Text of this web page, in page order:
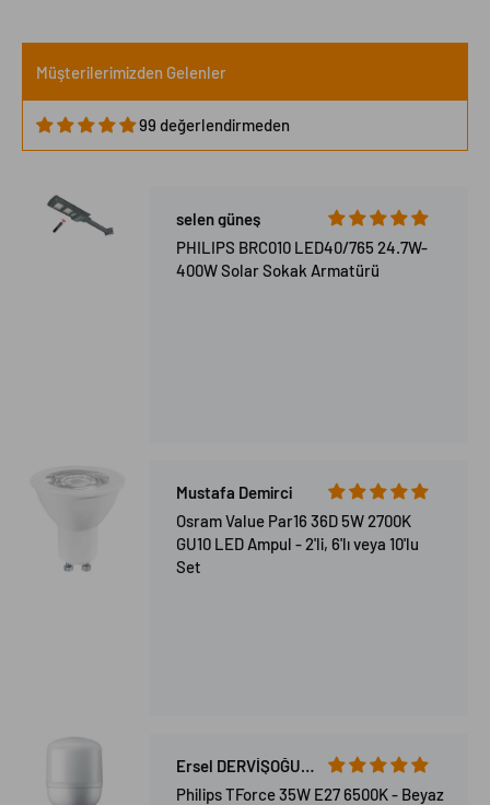
Müşterilerimizden Gelenler
99 değerlendirmeden
selen güneş
PHILIPS BRC010 LED40/765 24.7W-
400W Solar Sokak Armatürü
Mustafa Demirci
Osram Value Par16 36D 5W 2700K
GU10 LED Ampul - 2'li, 6'lı veya 10'lu
Set
Ersel DERVİŞOĞULLARI
Philips TForce 35W E27 6500K - Beyaz